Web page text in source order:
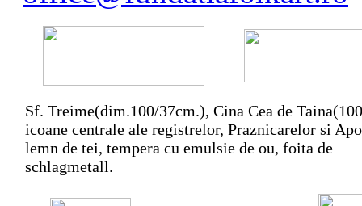
Sf. Treime(dim.100/37cm.), Cina Cea de
icoane centrale ale registrelor, Praznicarelor si
lemn de tei, tempera cu emulsie de ou, foita de
schlagmetall.